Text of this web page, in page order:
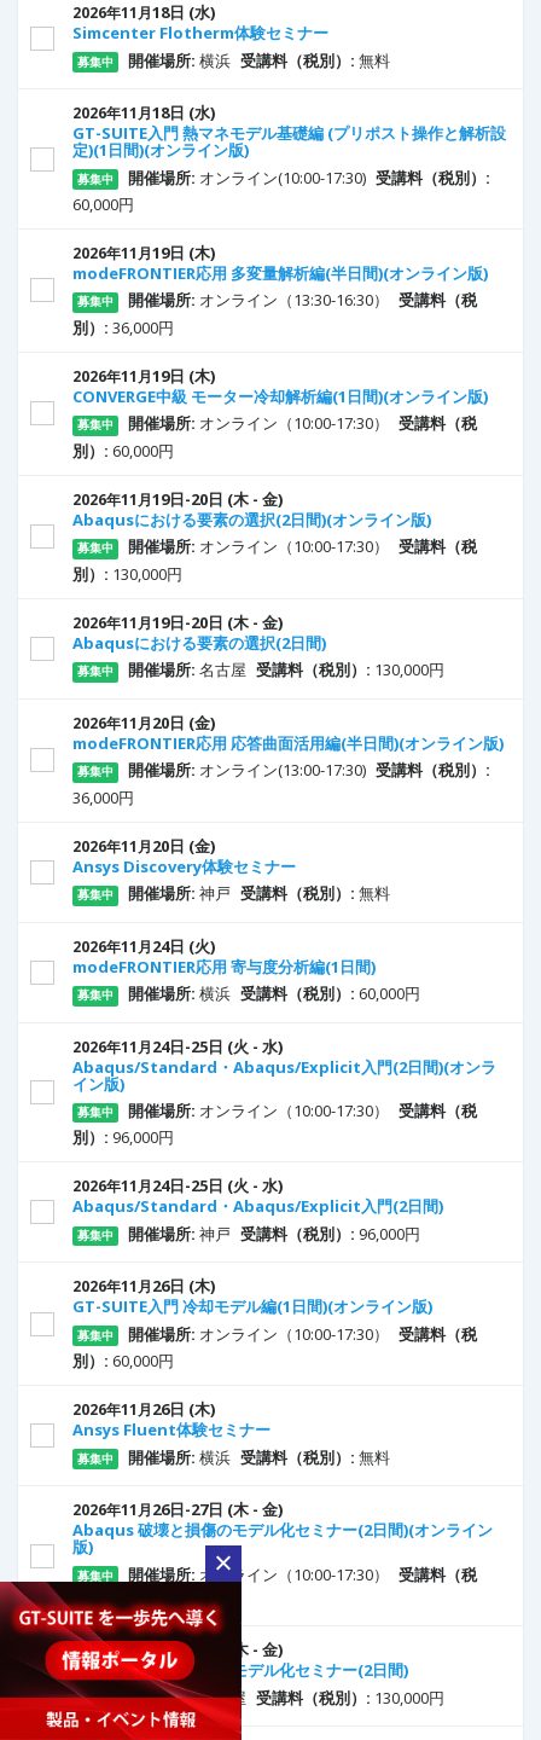
2026年11月18日 (水)
Simcenter Flotherm体験セミナー
募集中 開催場所: 横浜 受講料（税別）: 無料
2026年11月18日 (水)
GT-SUITE入門 熱マネモデル基礎編 (プリポスト操作と解析設
定)(1日間)(オンライン版)
募集中 開催場所: オンライン(10:00-17:30) 受講料（税別）:
60,000円
2026年11月19日 (木)
modeFRONTIER応用 多変量解析編(半日間)(オンライン版)
募集中 開催場所: オンライン（13:30-16:30）
受講料（税
別）: 36,000円
2026年11月19日 (木)
CONVERGE中級 モーター冷却解析編(1日間)(オンライン版)
募集中 開催場所: オンライン（10:00-17:30）
受講料（税
別）: 60,000円
2026年11月19日-20日 (木 - 金)
Abaqusにおける要素の選択(2日間)(オンライン版)
募集中 開催場所: オンライン（10:00-17:30）
受講料（税
別）: 130,000円
2026年11月19日-20日 (木 - 金)
Abaqusにおける要素の選択(2日間)
募集中 開催場所: 名古屋 受講料（税別）: 130,000円
2026年11月20日 (金)
modeFRONTIER応用 応答曲面活用編(半日間)(オンライン版)
募集中 開催場所: オンライン(13:00-17:30) 受講料（税別）:
36,000円
2026年11月20日 (金)
Ansys Discovery体験セミナー
募集中 開催場所: 神戸 受講料（税別）: 無料
2026年11月24日 (火)
modeFRONTIER応用 寄与度分析編(1日間)
募集中 開催場所: 横浜 受講料（税別）: 60,000円
2026年11月24日-25日 (火 - 水)
Abaqus/Standard・Abaqus/Explicit入門(2日間)(オンラ
イン版)
募集中 開催場所: オンライン（10:00-17:30）
受講料（税
別）: 96,000円
2026年11月24日-25日 (火 - 水)
Abaqus/Standard・Abaqus/Explicit入門(2日間)
募集中 開催場所: 神戸 受講料（税別）: 96,000円
2026年11月26日 (木)
GT-SUITE入門 冷却モデル編(1日間)(オンライン版)
募集中 開催場所: オンライン（10:00-17:30）
受講料（税
別）: 60,000円
2026年11月26日 (木)
Ansys Fluent体験セミナー
募集中 開催場所: 横浜 受講料（税別）: 無料
2026年11月26日-27日 (木 - 金)
Abaqus 破壊と損傷のモデル化セミナー(2日間)(オンライン
版)
募集中 開催場所: オンライン（10:00-17:30）
受講料（税
別）:130,000円
2026年11月26日-27
(木 - 金)
Abaqus 破壊と損傷のモデル化セミナー(2日間)
募集中 開催場所:名古屋 受講料（税別）: 130,000円